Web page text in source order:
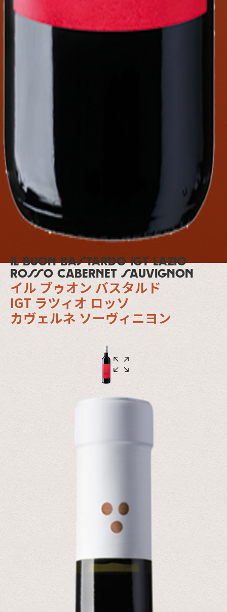
Il Buon Bastardo IGT lazio
rosso cabernet sauvignon
イル ブゥオン バスタルド
IGT ラツィオ ロッソ
カヴェルネ ソーヴィニヨン